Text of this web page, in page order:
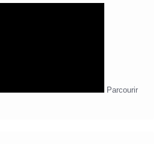
Parcourir